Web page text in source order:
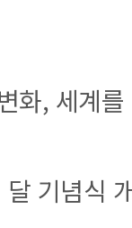
화, 세계
기념식